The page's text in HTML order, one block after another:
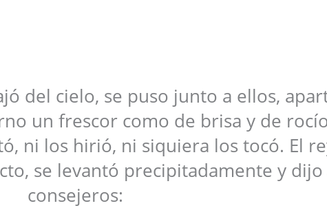
del cielo, se puso junto a ellos,
un frescor como de brisa y de
ni los hirió, ni siquiera los tocó. El
se levantó precipitadamente y dijo
consejeros: